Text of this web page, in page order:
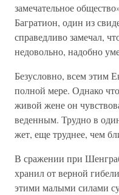
замечательное
Багратион, один из
справедливо замечал,
недовольно, надобно
Безусловно, всем этим
полной мере. Однако
живой жене он
веденным. Трудно в
жет, еще труднее, чем
В сражении при
хранил от верной
этими малыми силами